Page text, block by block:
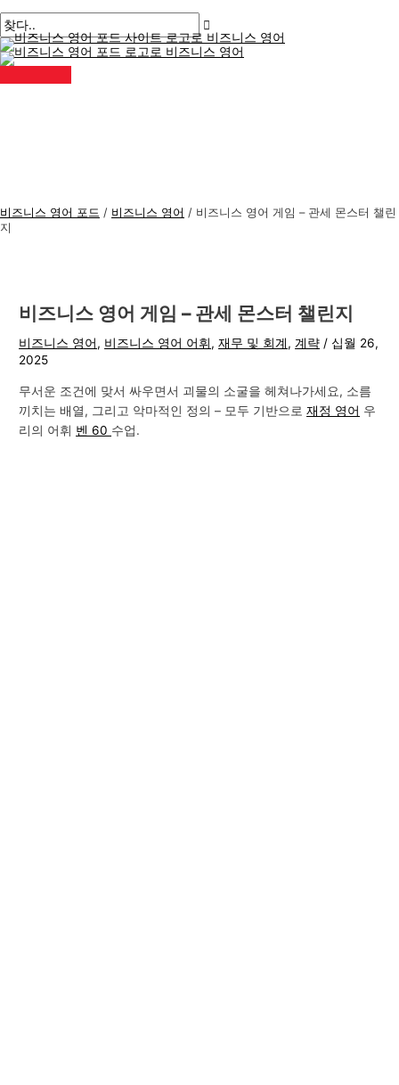
텐
츠
로
건
인
뉴
비즈니스 영어 포드 / 비즈니스 영어 / 비즈니스 영어 게임 – 관세 몬스터 챌린
지
비즈니스 영어 게임 – 관세 몬스터 챌린지
비즈니스 영어, 비즈니스 영어 어휘,재무 및 회계, 계략 / 십월 26,
2025
무서운 조건에 맞서 싸우면서 괴물의 소굴을 헤쳐나가세요, 소름
끼치는 배열, 그리고 악마적인 정의 – 모두 기반으로재정 영어 우
리의 어휘 벤 60 수업.
시
물
탐
색
기
에
입
력
름
*
메
일
*
비
즈
니
스
검
색
: